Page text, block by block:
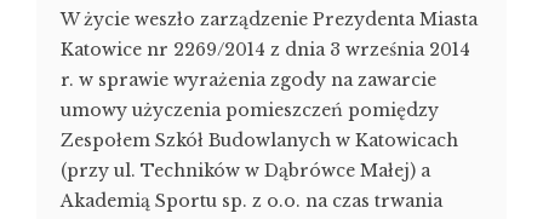
W życie weszło zarządzenie Prezydenta Miasta
Katowice nr 2269/2014 z dnia 3 września 2014
r. w sprawie wyrażenia zgody na zawarcie
umowy użyczenia pomieszczeń pomiędzy
Zespołem Szkół Budowlanych w Katowicach
(przy ul. Techników w Dąbrówce Małej) a
Akademią Sportu sp. z o.o. na czas trwania